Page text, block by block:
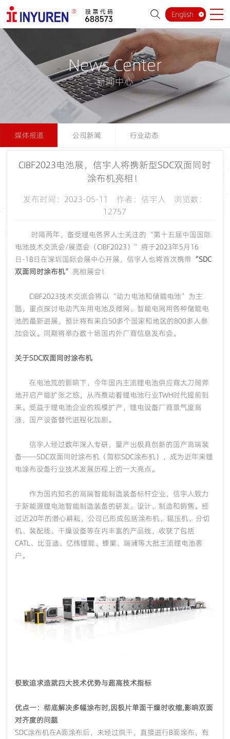
English
News Center
新闻中心
媒体报道 公司新闻 行业动态
CIBF2023电池展，信宇人将携新型SDC双面同时
涂布机亮相！
发布时间：2023-05-11 作者：信宇人 浏览数：
12757
时隔两年，备受锂电各界人士关注的 “第十五届中国国际
电池技术交流会/展览会（CIBF2023）”将于2023年5月16
日-18日在深圳国际会展中心开展，信宇人也将首次携带 “SDC
双面同时涂布机” 亮相展会！
CIBF2023技术交流会将以“动力电池和储能电池”为主
题，重点探讨电动汽车用电池及微网、智能电网用各种储能电
池的最新进展，预计将有来自50多个国家和地区的800多人参
加会议。同期将举办数十场国内外厂商信息发布会。
关于SDC双面同时涂布机
在电池荒的影响下，今年国内主流锂电池供应商大刀阔斧
地开启产能扩张之旅，从而推动着锂电池行业TWH时代提前到
来。受益于锂电池企业的规模扩产，锂电设备厂商景气度高
涨，国产设备替代进程化加剧。
信宇人经过数年深入专研，量产出极具创新的国产高端装
备——SDC双面同时涂布机 （简称SDC涂布机） ，成为近年来锂
电涂布设备行业技术发展历程上的一大亮点。
作为国内知名的高端智能制造装备标杆企业，信宇人致力
于新能源锂电池智能制造装备的研发、设计、制造和销售。经
过近20年的潜心耕耘，公司已形成包括涂布机、辊压机、分切
机、装配线、干燥设备等在内丰富的产品线 ，收获了包括
CATL、比亚迪、亿纬锂能、蜂巢、瑞浦等大批主流锂电池客
户。
极致追求造就四大技术优势与超高技术指标
优点一：彻底解决多幅涂布时,因极片单面干燥时收缩,影响双面
对齐度的问题
SDC涂布机在A面涂布后，未经过烘干，直接进行B面涂布，有